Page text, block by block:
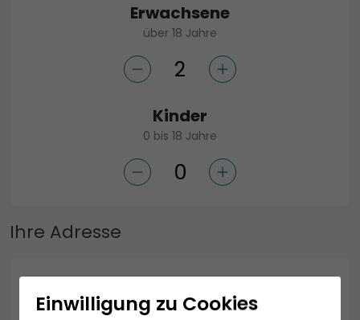
Erwachsene
über 18 Jahre
Kinder
0 bis 18 Jahre
Ihre Adresse
Einwilligung zu Cookies